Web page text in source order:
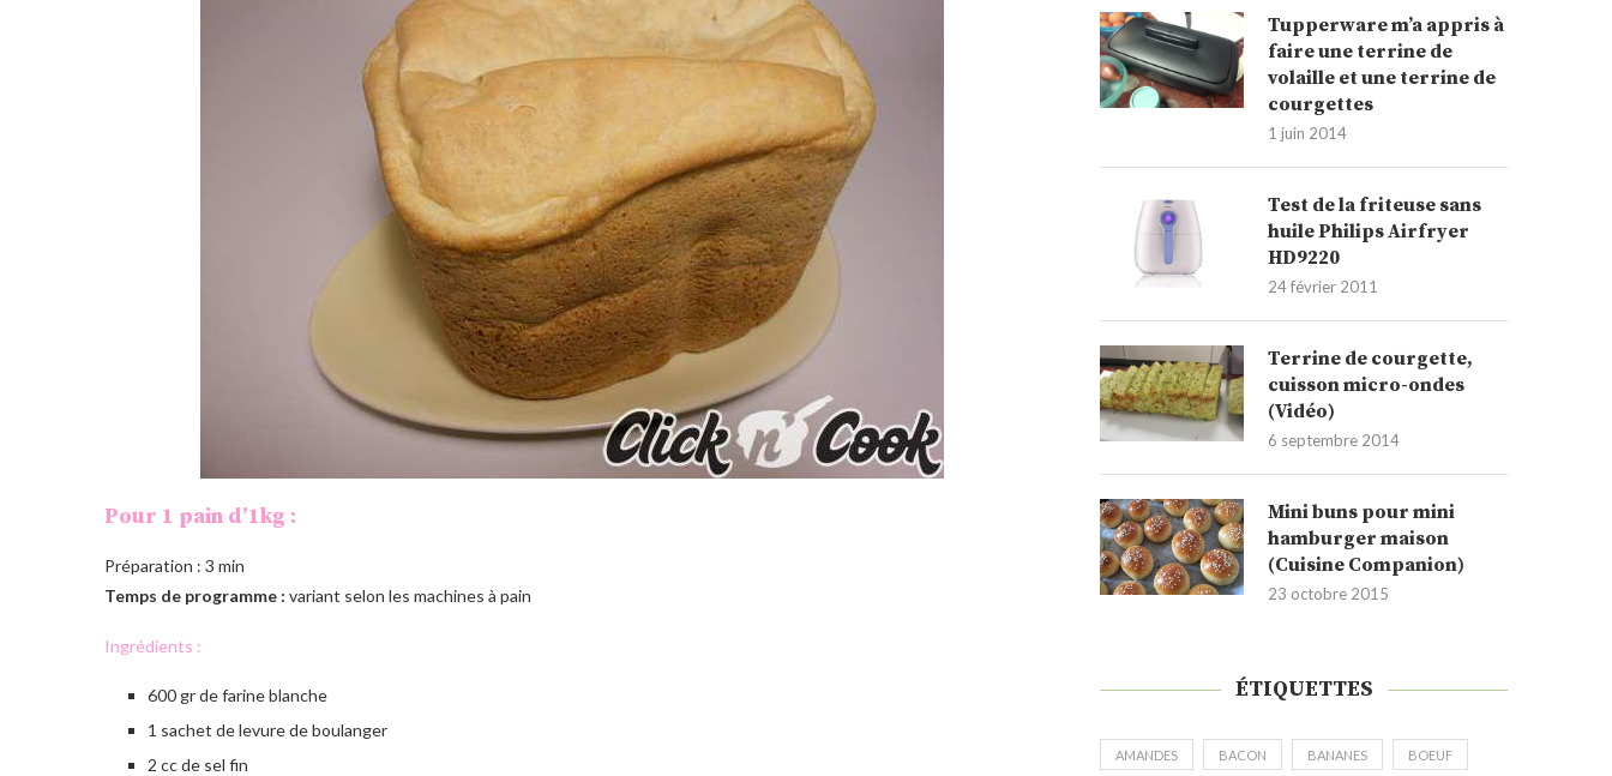
Pour 1 pain d’1kg :
Préparation : 3 min
Temps de programme : variant selon les machines à pain
Ingrédients :
600 gr de farine blanche
1 sachet de levure de boulanger
2 cc de sel fin
Tupperware m’a appris à
faire une terrine de
volaille et une terrine de
courgettes
1 juin 2014
Test de la friteuse sans
huile Philips Airfryer
HD9220
24 février 2011
Terrine de courgette,
cuisson micro-ondes
(Vidéo)
6 septembre 2014
Mini buns pour mini
hamburger maison
(Cuisine Companion)
23 octobre 2015
ÉTIQUETTES
AMANDES BACON BANANES BOEUF